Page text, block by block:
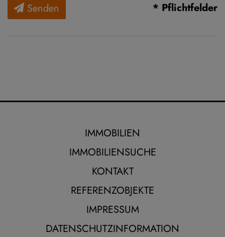
Senden
* Pflichtfelder
IMMOBILIEN
IMMOBILIENSUCHE
KONTAKT
REFERENZOBJEKTE
IMPRESSUM
DATENSCHUTZINFORMATION